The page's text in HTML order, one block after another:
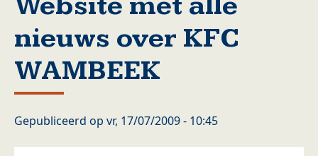
nieuws over KFC
WAMBEEK
Gepubliceerd op vr, 17/07/2009 - 10:45